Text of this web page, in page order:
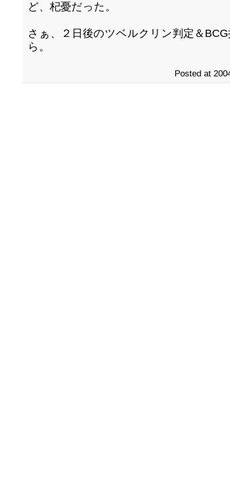
ど、杞憂だった。
さぁ、２日後のツベルクリン判定＆
ら。
Posted at